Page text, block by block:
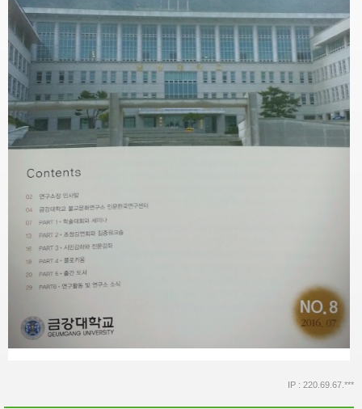
IP : 220.69.67.***